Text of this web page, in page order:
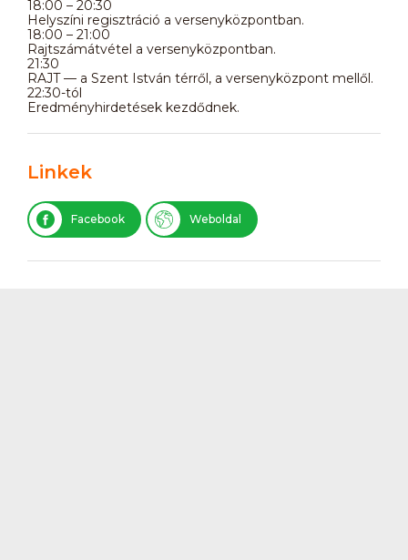
18:00 – 20:30
Helyszíni regisztráció a versenyközpontban.
18:00 – 21:00
Rajtszámátvétel a versenyközpontban.
21:30
RAJT — a Szent István térről, a versenyközpont mellől.
22:30-tól
Eredményhirdetések kezdődnek.
Linkek
Facebook Weboldal